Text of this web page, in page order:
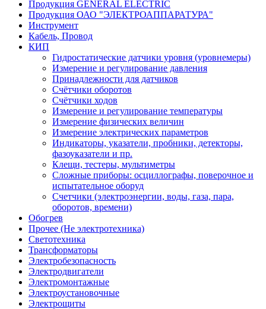
Продукция GENERAL ELECTRIC
Продукция ОАО "ЭЛЕКТРОАППАРАТУРА"
Инструмент
Кабель, Провод
КИП
Гидростатические датчики уровня (уровнемеры)
Измерение и регулирование давления
Принадлежности для датчиков
Счётчики оборотов
Счётчики ходов
Измерение и регулирование температуры
Измерение физических величин
Измерение электрических параметров
Индикаторы, указатели, пробники, детекторы,
фазоуказатели и пр.
Клещи, тестеры, мультиметры
Сложные приборы: осциллографы, поверочное и
испытательное оборуд
Счетчики (электроэнергии, воды, газа, пара,
оборотов, времени)
Обогрев
Прочее (Не электротехника)
Светотехника
Трансформаторы
Электробезопасность
Электродвигатели
Электромонтажные
Электроустановочные
Электрощиты